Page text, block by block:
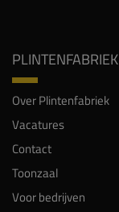
PLINTENFABRIEK
Over Plintenfabriek
Vacatures
Contact
Toonzaal
Voor bedrijven